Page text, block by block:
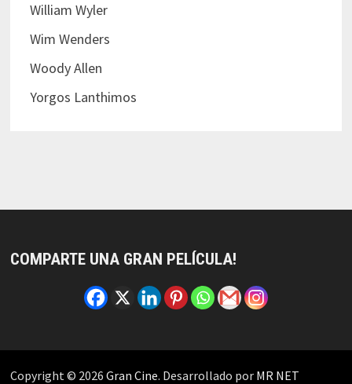
William Wyler
Wim Wenders
Woody Allen
Yorgos Lanthimos
COMPARTE UNA GRAN PELÍCULA!
Copyright © 2026Gran Cine. Desarrollado por MR NET